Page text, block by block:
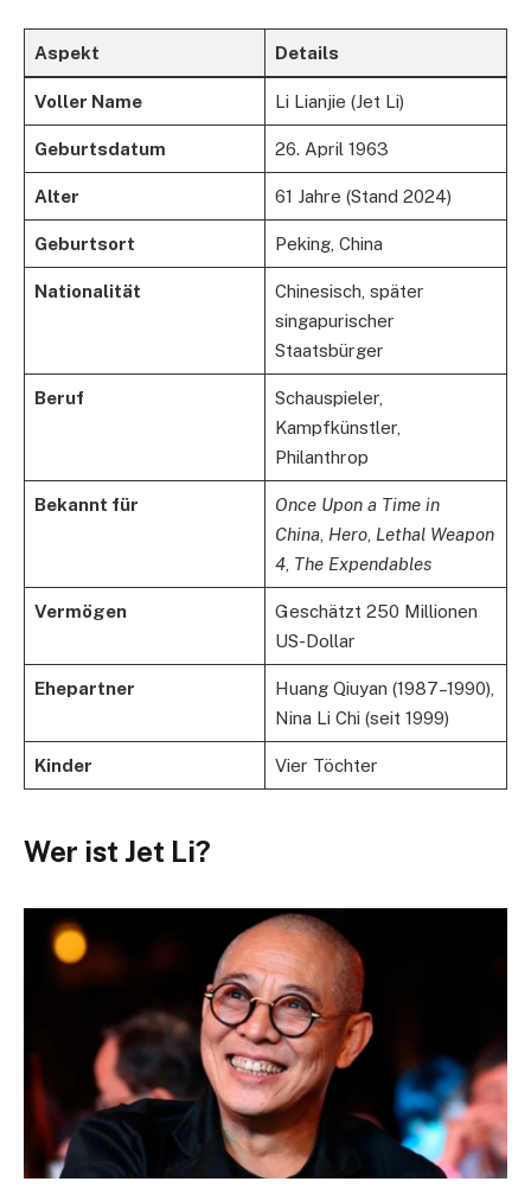
Aspekt Details
Voller Name Li Lianjie (Jet Li)
Geburtsdatum 26. April 1963
Alter 61 Jahre (Stand 2024)
Geburtsort Peking, China
Nationalität
Chinesisch, später
singapurischer
Staatsbürger
Beruf
Schauspieler,
Kampfkünstler,
Philanthrop
Bekannt für
Once Upon a Time in
China, Hero, Lethal Weapon
4, The Expendables
Vermögen
Geschätzt 250 Millionen
US-Dollar
Ehepartner
Huang Qiuyan (1987–1990),
Nina Li Chi (seit 1999)
Kinder Vier Töchter
Wer ist Jet Li?